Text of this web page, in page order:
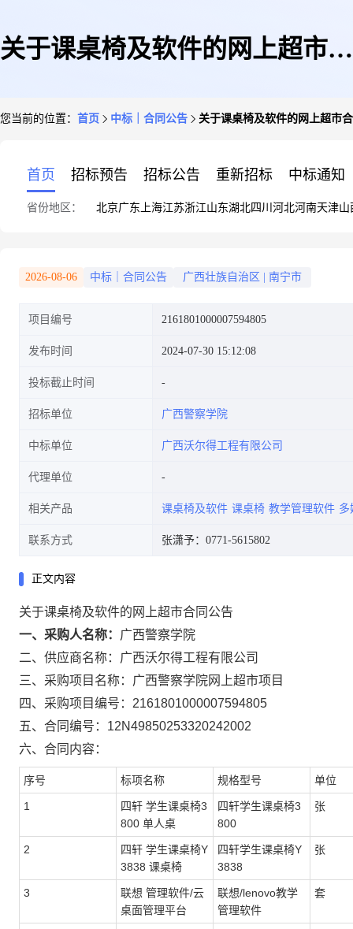
关于课桌椅及软件的网上超市合
您当前的位置： 首页 中标｜合同公告 关于课桌椅及软件的网上超市
首页 招标预告 招标公告 重新招标 中标通知
省份地区： 北京广东 上海江苏浙江山东湖北四川 河北河南天津山
2026-08-06 中标｜合同公告 广西壮族自治区 南宁市
项目编号 2161801000007594805
发布时间 2024-07-30 15:12:08
投标截止时间
招标单位 广西警察学院
中标单位 广西沃尔得工程有限公司
代理单位
相关产品 课桌椅及软件 课桌椅 教学管理软件 多
联系方式 张潇予：0771-5615802
正文内容
关于课桌椅及软件的网上超市合同公告
一、采购人名称： 广西警察学院
二、供应商名称： 广西沃尔得工程有限公司
三、采购项目名称： 广西警察学院网上超市项目
四、采购项目编号： 2161801000007594805
五、合同编号： 12N49850253320242002
六、合同内容：
序号 标项名称 规格型号 单位
1
四轩 学生课桌椅3
800 单人桌
四轩学生课桌椅3
800
张
2
四轩 学生课桌椅Y
3838 课桌椅
四轩学生课桌椅Y
3838
张
3
联想 管理软件/云
桌面管理平台
联想/lenovo教学
管理软件
套